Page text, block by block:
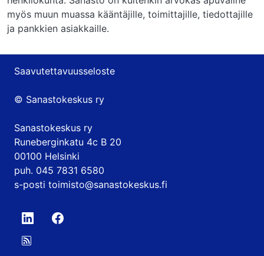
myös muun muassa kääntäjille, toimittajille, tiedottajille
ja pankkien asiakkaille.
Saavutettavuusseloste
© Sanastokeskus ry
Sanastokeskus ry
Runeberginkatu 4c B 20
00100 Helsinki
puh. 045 7831 6580
s-posti toimisto@sanastokeskus.fi